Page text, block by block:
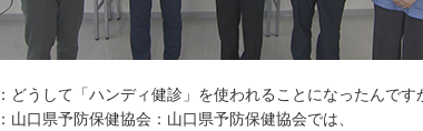
どうして「ハンディ健診」を使われることになったんです
口県予防保健協会：山口県予防保健協会では、